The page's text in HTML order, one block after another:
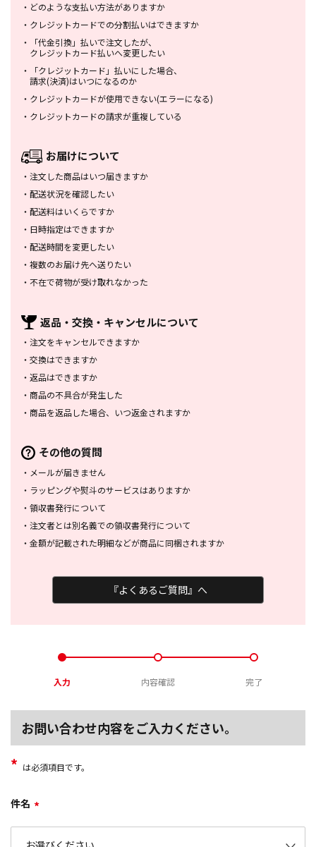
・ どのような支払い方法がありますか
・ クレジットカードでの分割払いはできますか
・
「代金引換」払いで注文したが、
クレジットカード払いへ変更したい
・
「クレジットカード」払いにした場合、
請求(決済)はいつになるのか
・ クレジットカードが使用できない(エラーになる)
・ クレジットカードの請求が重複している
お届けについて
・ 注文した商品はいつ届きますか
・ 配送状況を確認したい
・ 配送料はいくらですか
・ 日時指定はできますか
・ 配送時間を変更したい
・ 複数のお届け先へ送りたい
・ 不在で荷物が受け取れなかった
返品・交換・ キャンセルについて
・ 注文をキャンセルできますか
・ 交換はできますか
・ 返品はできますか
・ 商品の不具合が発生した
・ 商品を返品した場合、 いつ返金されますか
その他の質問
・ メールが届きません
・ ラッピングや熨斗のサービスはありますか
・ 領収書発行について
・ 注文者とは別名義での領収書発行について
・ 金額が記載された明細などが商品に同梱されますか
『よくあるご質問』へ
入力 内容確認 完了
お問い合わせ内容をご入力ください。
* は必須項目です。
件名 *